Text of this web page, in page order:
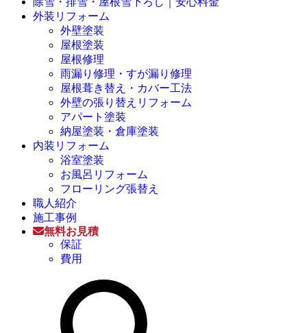
外装リフォーム
外壁塗装
屋根塗装
屋根修理
雨漏り修理・すが漏り修理
屋根葺き替え・カバー工法
外壁の張り替えリフォーム
アパート塗装
納屋塗装・倉庫塗装
内装リフォーム
浴室塗装
お風呂リフォーム
フローリング張替え
職人紹介
施工事例
無料お見積
保証
費用